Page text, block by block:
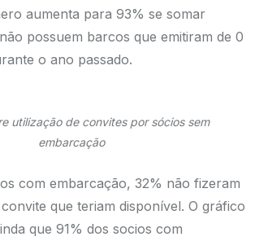
aumenta para 93% se somar
possuem barcos que emitiram de 0
o ano passado.
utilização de convites por sócios sem
embarcação
com embarcação, 32% não fizeram
que teriam disponível. O gráfico
que 91% dos socios com